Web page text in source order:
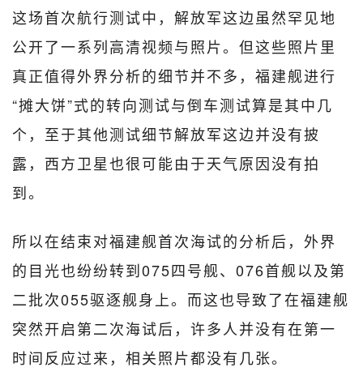
这场首次航行测试中，解放军这边虽然罕见地
公开了一系列高清视频与照片。但这些照片里
真正值得外界分析的细节并不多，福建舰进行
“摊大饼”式的转向测试与倒车测试算是其中几
个，至于其他测试细节解放军这边并没有披
露，西方卫星也很可能由于天气原因没有拍
到。
所以在结束对福建舰首次海试的分析后，外界
的目光也纷纷转到075四号舰、076首舰以及第
二批次055驱逐舰身上。而这也导致了在福建舰
突然开启第二次海试后，许多人并没有在第一
时间反应过来，相关照片都没有几张。